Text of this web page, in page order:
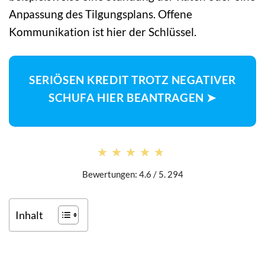
Anpassung des Tilgungsplans. Offene
Kommunikation ist hier der Schlüssel.
SERIÖSEN KREDIT TROTZ NEGATIVER
SCHUFA HIER BEANTRAGEN ➤
★★★★★
★★★★★
Bewertungen: 4.6 / 5. 294
Inhalt